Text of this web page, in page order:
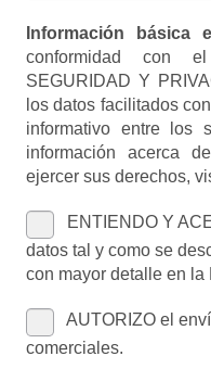
Información básica
conformidad con
SEGURIDAD Y
los datos facilitados
informativo entre los
información acerca
ejercer sus derechos,
ENTIENDO Y
datos tal y como se
con mayor detalle en
AUTORIZO el
comerciales.